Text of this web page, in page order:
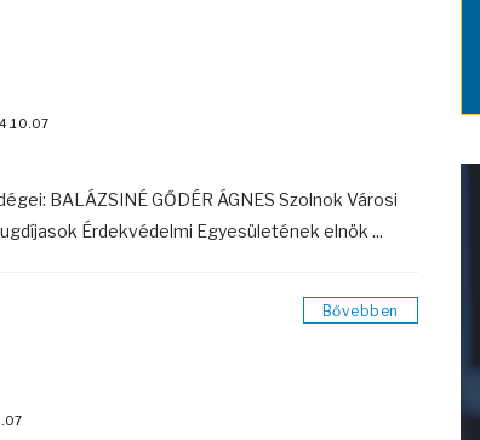
BALÁZSINÉ GŐDÉR ÁGNES Szolnok Városi
Érdekvédelmi Egyesületének elnök ...
Bővebben